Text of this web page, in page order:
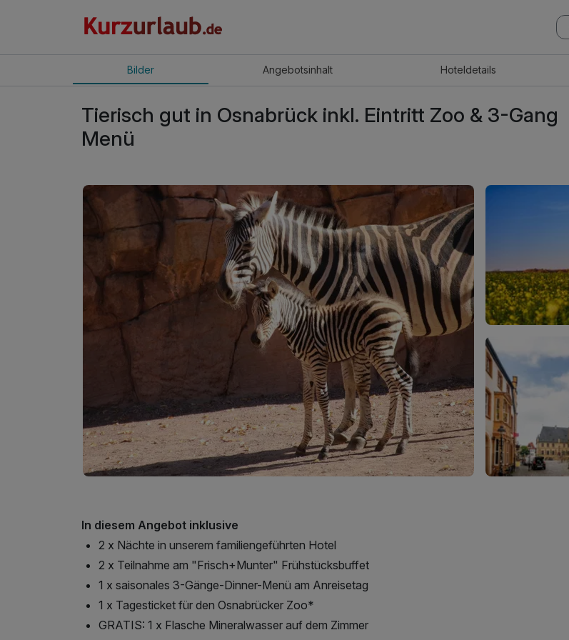
Bilder Angebotsinhalt Hoteldetails
Tierisch gut in Osnabrück inkl. Eintritt Zoo & 3-Gang
Menü
In diesem Angebot inklusive
2 x Nächte in unserem familiengeführten Hotel
2 x Teilnahme am "Frisch+Munter" Frühstücksbuffet
1 x saisonales 3-Gänge-Dinner-Menü am Anreisetag
1 x Tagesticket für den Osnabrücker Zoo*
GRATIS: 1 x Flasche Mineralwasser auf dem Zimmer